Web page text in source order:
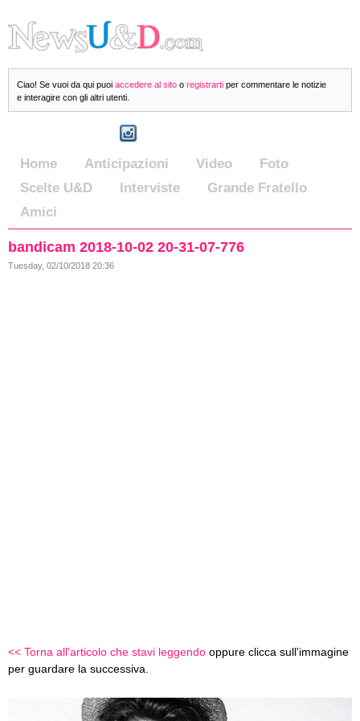
Ciao! Se vuoi da qui puoi accedere al sito o registrarti per commentare le notizie
e interagire con gli altri utenti.
Home Anticipazioni Video
Foto
Scelte U&D
Interviste
Grande Fratello
Amici
bandicam 2018-10-02 20-31-07-776
Tuesday, 02/10/2018 20:36
<< Torna all'articolo che stavi leggendo oppure clicca sull'immagine
per guardare la successiva.